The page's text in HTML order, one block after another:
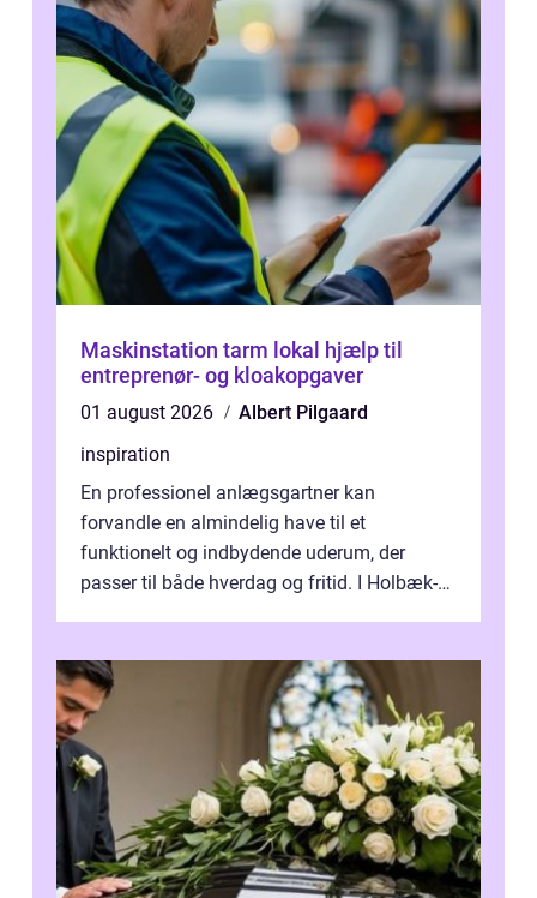
Maskinstation tarm lokal hjælp til
entreprenør- og kloakopgaver
01 august 2026
Albert Pilgaard
inspiration
En professionel anlægsgartner kan
forvandle en almindelig have til et
funktionelt og indbydende uderum, der
passer til både hverdag og fritid. I Holbæk-